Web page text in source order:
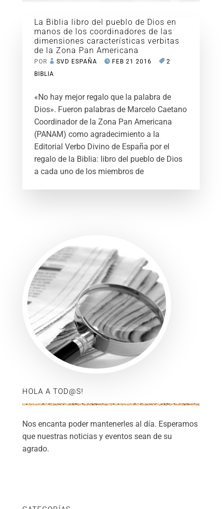
La Biblia libro del pueblo de Dios en
manos de los coordinadores de las
dimensiones características verbitas
de la Zona Pan Americana
POR SVD ESPAÑA FEB 21 2016
2
BIBLIA
«No hay mejor regalo que la palabra de
Dios». Fueron palabras de Marcelo Caetano
Coordinador de la Zona Pan Americana
(PANAM) como agradecimiento a la
Editorial Verbo Divino de España por el
regalo de la Biblia: libro del pueblo de Dios
a cada uno de los miembros de
HOLA A TOD@S!
Nos encanta poder mantenerles al día. Esperamos
que nuestras noticias y eventos sean de su
agrado.